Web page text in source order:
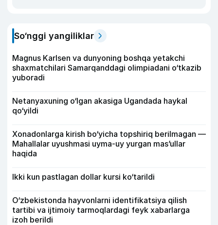
So‘nggi yangiliklar
Magnus Karlsen va dunyoning boshqa yetakchi
shaxmatchilari Samarqanddagi olimpiadani o‘tkazib
yuboradi
Netanyaxuning o‘lgan akasiga Ugandada haykal
qo‘yildi
Xonadonlarga kirish bo‘yicha topshiriq berilmagan —
Mahallalar uyushmasi uyma-uy yurgan mas’ullar
haqida
Ikki kun pastlagan dollar kursi ko‘tarildi
O‘zbekistonda hayvonlarni identifikatsiya qilish
tartibi va ijtimoiy tarmoqlardagi feyk xabarlarga
izoh berildi